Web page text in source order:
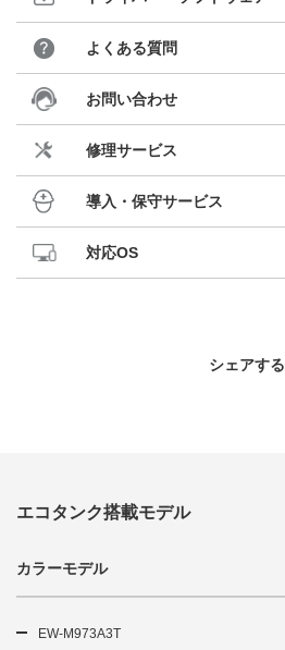
よくある質問
お問い合わせ
修理サービス
導入・保守サービス
対応OS
シェアする
エコタンク搭載モデル
カラーモデル
EW-M973A3T